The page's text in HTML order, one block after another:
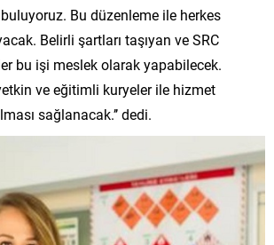
buluyoruz. Bu düzenleme ile herkes
Belirli şartları taşıyan ve SRC
bu işi meslek olarak yapabilecek.
ve eğitimli kuryeler ile hizmet
sağlanacak.’’ dedi.